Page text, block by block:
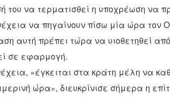
του να τερματισθεί η υποχρέωση να
να πηγαίνουν πίσω μία ώρα τον
αυτή πρέπει τώρα να υιοθετηθεί
σε εφαρμογή.
«έγκειται στα κράτη μέλη να
ώρα», διευκρίνισε σήμερα η